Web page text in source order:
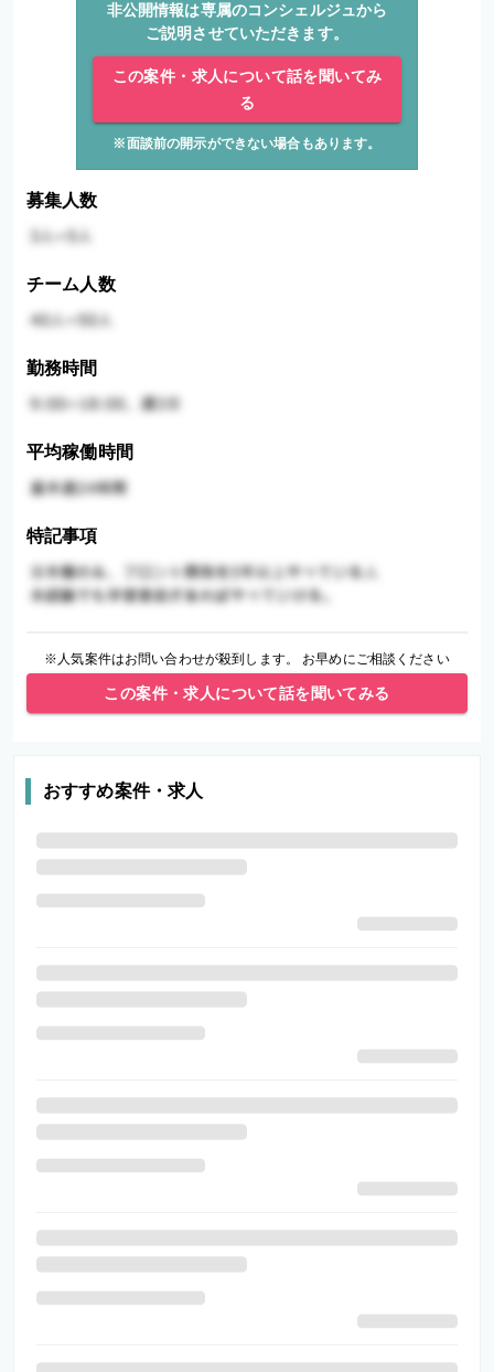
非公開情報は専属のコンシェルジュから
ご説明させていただきます。
この案件・求人について話を聞いてみ
る
※面談前の開示ができない場合もあります。
募集人数
チーム人数
勤務時間
平均稼働時間
特記事項
※人気案件はお問い合わせが殺到します。 お早めにご相談ください
この案件・求人について話を聞いてみる
おすすめ案件・求人